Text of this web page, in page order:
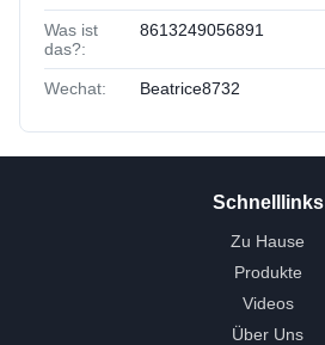
Was ist
das?:
8613249056891
Wechat: Beatrice8732
Schnelllinks
Zu Hause
Produkte
Videos
Über Uns